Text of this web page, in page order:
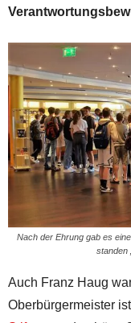
Nach der Ehrung gab es
standen
Auch Franz Haug
Oberbürgermeister